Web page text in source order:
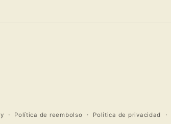
los detalles
que ponen
hasta pronto.
Política de reembolso Política de privacidad